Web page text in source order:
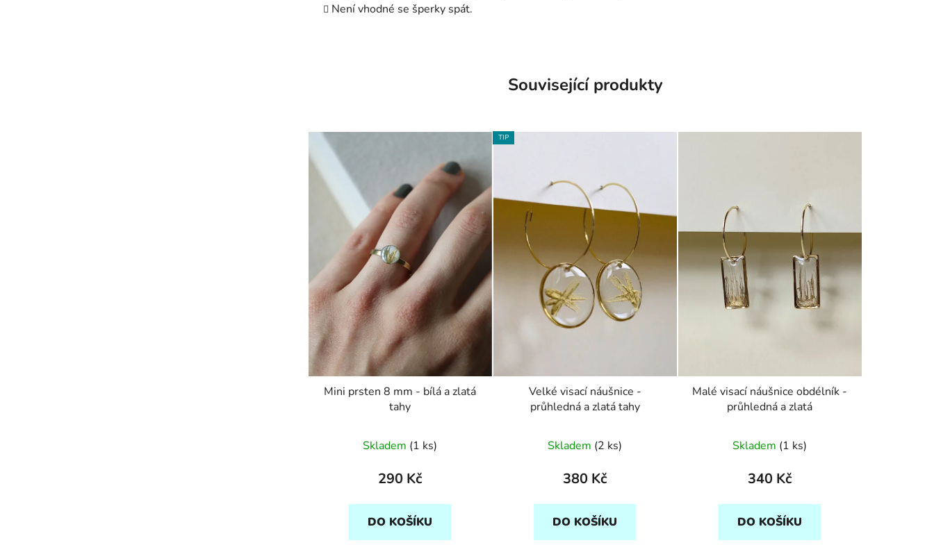
Není vhodné se šperky spát.
Související produkty
Mini prsten 8 mm - bílá a zlatá
tahy
Skladem (1 ks)
290 Kč
DO KOŠÍKU
TIP
Velké visací náušnice -
průhledná a zlatá tahy
Skladem (2 ks)
380 Kč
DO KOŠÍKU
Malé visací náušnice obdélník -
průhledná a zlatá
hodnocení
produktu
5,0
z
Skladem (1 ks)
340 Kč
DO KOŠÍKU